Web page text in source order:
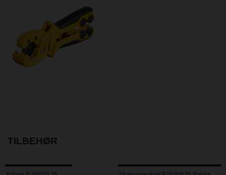
TILBEHØR